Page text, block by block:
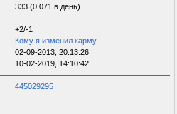
333 (0.071 в день)
+2/-1
Кому я изменил карму
02-09-2013, 20:13:26
10-02-2019, 14:10:42
445029295